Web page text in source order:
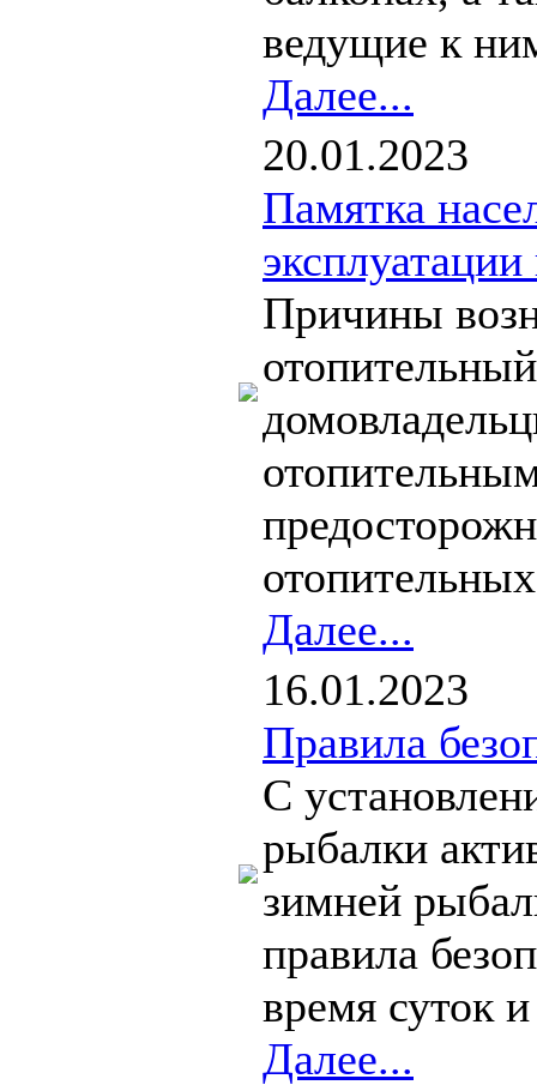
ведущие к
Далее...
20.01.2023
Памятка
Причины
Далее...
16.01.2023
Правила
С
рыбалки
зимней
правила
время суток
Далее...